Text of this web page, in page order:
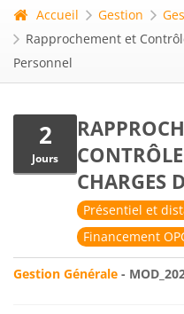
Accueil Gestion
Rapprochement et
Personnel
2
Jours
CHARGES
Présentiel et
Financement
Gestion Générale -